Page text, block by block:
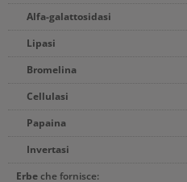
Alfa-galattosidasi
Lipasi
Bromelina
Cellulasi
Papaina
Invertasi
Erbeche fornisce: